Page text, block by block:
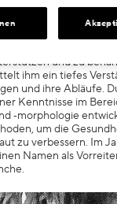
von
startete Pierre
als Physiotherapeut.
und zu
ihm ein tiefes
und ihre Abläufe.
Kenntnisse im
‑morphologie
um die
zu verbessern. Im
Namen als